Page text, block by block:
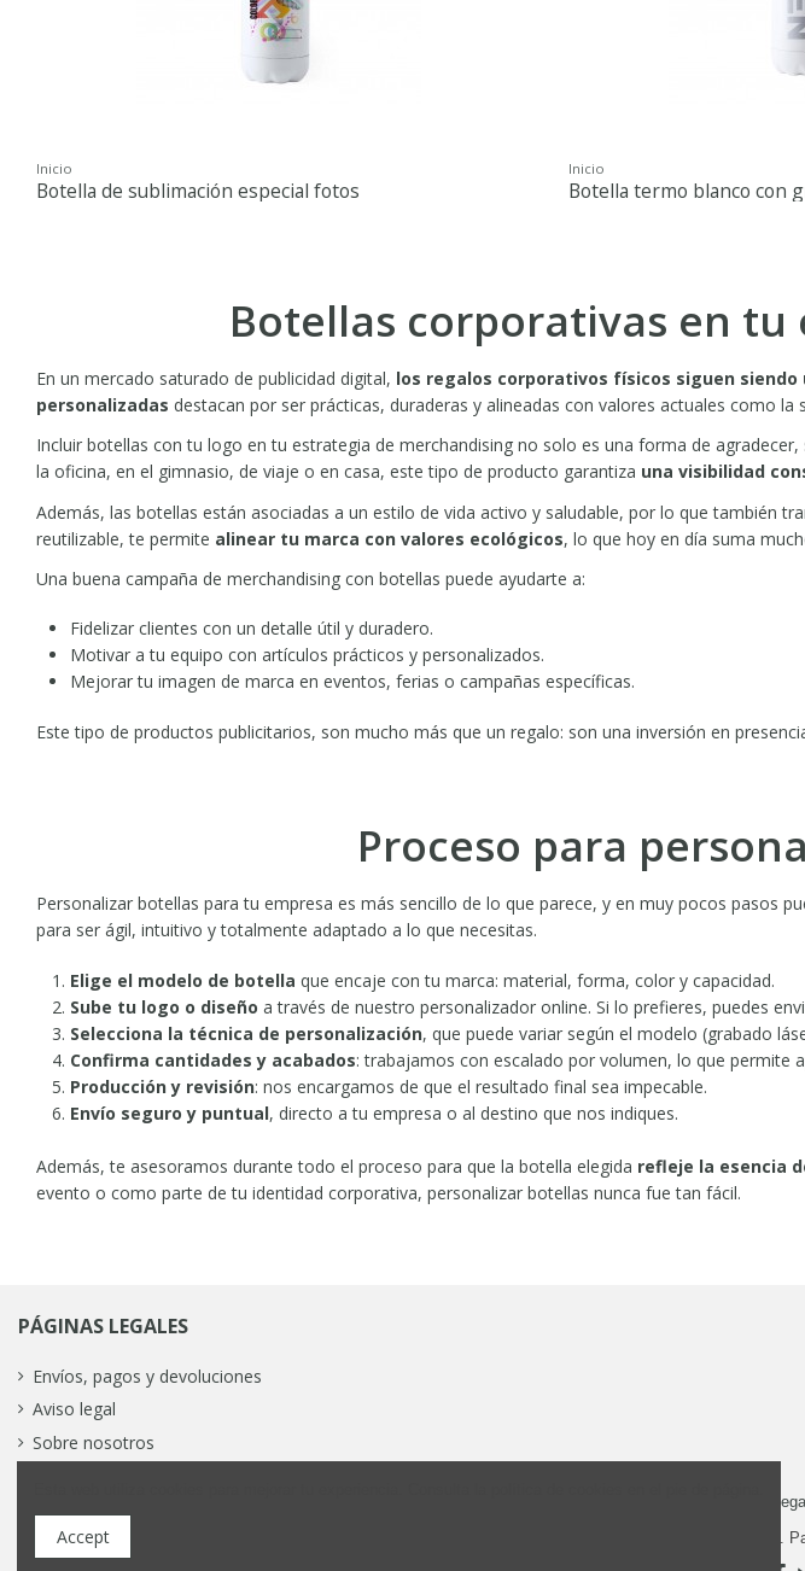
Inicio
Botella de sublimación especial fotos
Inicio
Botella termo blanco con
Botellas corporativas en
En un mercado saturado de publicidad digital, los regalos corporativos físicos siguen
personalizadas destacan por ser prácticas, duraderas y alineadas con valores actuales como la
Incluir botellas con tu logo en tu estrategia de merchandising no solo es una forma de agradecer,
la oficina, en el gimnasio, de viaje o en casa, este tipo de producto garantiza una visibilidad
Además, las botellas están asociadas a un estilo de vida activo y saludable, por lo que también
reutilizable, te permite alinear tu marca con valores ecológicos, lo que hoy en día suma
Una buena campaña de merchandising con botellas puede ayudarte a:
Fidelizar clientes con un detalle útil y duradero.
Motivar a tu equipo con artículos prácticos y personalizados.
Mejorar tu imagen de marca en eventos, ferias o campañas específicas.
Este tipo de productos publicitarios, son mucho más que un regalo: son una inversión en
Proceso para
Personalizar botellas para tu empresa es más sencillo de lo que parece, y en muy pocos pasos
para ser ágil, intuitivo y totalmente adaptado a lo que necesitas.
Elige el modelo de botella que encaje con tu marca: material, forma, color y capacidad.
Sube tu logo o diseño a través de nuestro personalizador online. Si lo prefieres, puedes
Selecciona la técnica de personalización, que puede variar según el modelo (grabado
Confirma cantidades y acabados: trabajamos con escalado por volumen, lo que permite
Producción y revisión: nos encargamos de que el resultado final sea impecable.
Envío seguro y puntual, directo a tu empresa o al destino que nos indiques.
Además, te asesoramos durante todo el proceso para que la botella elegida refleje la esencia
evento o como parte de tu identidad corporativa, personalizar botellas nunca fue tan fácil.
PÁGINAS LEGALES
Envíos, pagos y devoluciones
Aviso legal
Sobre nosotros
Aviso Legal
Esta tienda es solo para profesionales.
Accept